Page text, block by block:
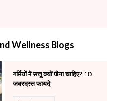
Wellness Blogs
गर्मियों में सत्तू क्यों पीना चाहिए? 10
जबरदस्त फायदे